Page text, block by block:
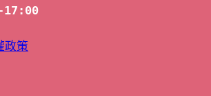
17:00
政策